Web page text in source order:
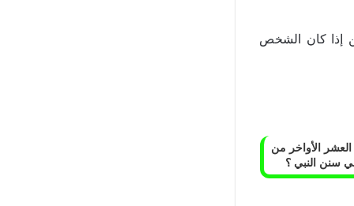
إذا كان الشخص
الأواخر من
سنن النبي ؟